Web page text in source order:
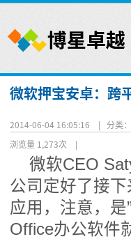
微软押宝安卓：跨
2014-06-04 16:05:16 | 分类：
浏览量 1,273次 |
微软CEO
公司定好了接
应用，注意，
Office办公软件